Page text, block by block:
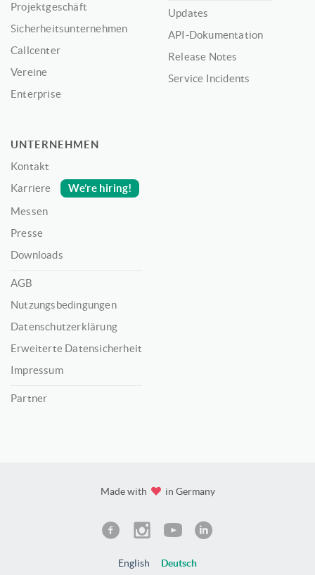
Projektgeschäft
Sicherheitsunternehmen
Callcenter
Vereine
Enterprise
Updates
API-Dokumentation
Release Notes
Service Incidents
UNTERNEHMEN
Kontakt
Karriere
We’re hiring!
Messen
Presse
Downloads
AGB
Nutzungsbedingungen
Datenschutzerklärung
Erweiterte Datensicherheit
Impressum
Partner
Made with in Germany
English Deutsch